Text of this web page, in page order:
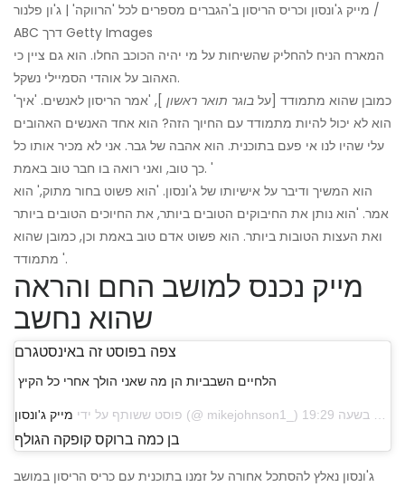
מייק ג'ונסון וכריס הריסון ב'הגברים מספרים לכל 'הרווקה' | ג'ון פלנור /
ABC דרך Getty Images
המארח הניח להחליק שהשיחות על מי יהיה הכוכב החלו. הוא גם ציין כי
האהוב על אוהדי הסמיילי נשקל.
'כמובן שהוא מתמודד [על בוגר תואר ראשון ], 'אמר הריסון לאנשים. 'איך
הוא לא יכול להיות מתמודד עם החיוך הזה? הוא אחד האנשים האהובים
עלי שהיו לנו אי פעם בתוכנית. הוא אהבה של גבר. אני לא מכיר אותו כל
כך טוב, ואני רואה בו חבר טוב באמת. '
הוא המשיך ודיבר על אישיותו של ג'ונסון. 'הוא פשוט בחור מתוק,' הוא
אמר. 'הוא נותן את החיבוקים הטובים ביותר, את החיוכים הטובים ביותר
ואת העצות הטובות ביותר. הוא פשוט אדם טוב באמת וכן, כמובן שהוא
מתמודד '.
מייק נכנס למושב החם והראה
שהוא נחשב
צפה בפוסט זה באינסטגרם
הלחיים השבביות הן מה שאני הולך אחרי כל הקיץ
פוסט ששותף על ידי מייק ג'ונסון
בן כמה ברוקס קופקה הגולף
ג'ונסון נאלץ להסתכל אחורה על זמנו בתוכנית עם כריס הריסון במושב